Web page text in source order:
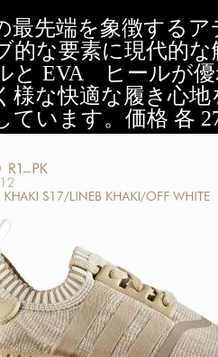
最先端を象徴する
的な要素に現代的
と EVA ヒールが
様な快適な履き心
ています。価格 各